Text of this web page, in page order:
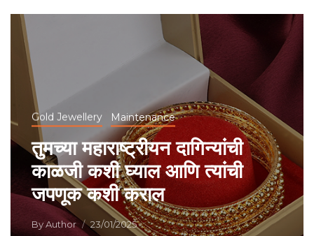
Gold Jewellery Maintenance
तुमच्या महाराष्ट्रीयन दागिन्यांची
काळजी कशी घ्याल आणि त्यांची
जपणूक कशी कराल
ByAuthor 23/01/2025